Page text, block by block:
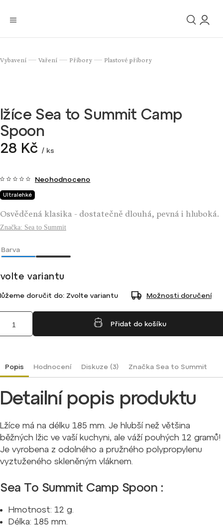
Vybavení / Vaření / Příbory / Plastové příbory
lžíce Sea to Summit Camp
Spoon
28 Kč / ks
Ultralehké
Neohodnoceno
Osvědčená klasika - dostatečně dlouhá, pevná i hluboká.
Značka: Sea to Summit
Barva
variantu
doručit do: Zvolte variantu Možnosti doručení
Přidat do košíku
Popis Hodnocení Diskuze (3) ZnačkaSea to Summit
Detailní popis produktu
Lžíce má na délku 185 mm. Je hlubší než většina
běžných lžic ve vaší kuchyni, ale váží pouhých 12 gramů!
Je vyrobena z odolného a pružného polypropylenu
vyztuženého skleněným vláknem.
Sea To Summit Camp Spoon :
Hmotnost: 12 g.
Délka: 185 mm.